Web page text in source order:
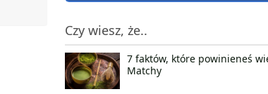
Czy wiesz, że..
7 faktów, które powinieneś
Matchy